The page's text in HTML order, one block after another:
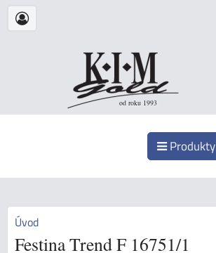
od roku 1993
Produkty
Úvod
Festina Trend F 16751/1